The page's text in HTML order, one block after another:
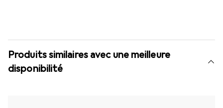
Produits similaires avec une meilleure
disponibilité